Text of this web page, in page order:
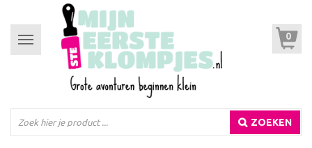
Toggle
navigation
0
ZOEKEN